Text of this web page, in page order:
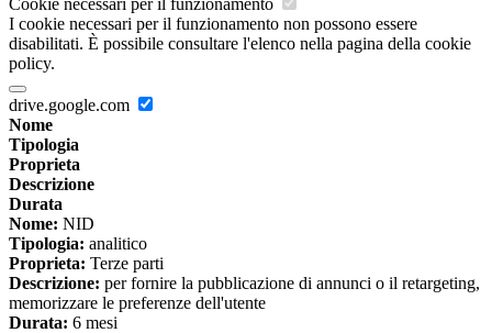
I cookie necessari per il funzionamento non possono essere
disabilitati. È possibile consultare l'elenco nella pagina della cookie
policy.
drive.google.com
Nome
Tipologia
Proprieta
Descrizione
Durata
Nome: NID
Tipologia: analitico
Proprieta: Terze parti
Descrizione: per fornire la pubblicazione di annunci o il retargeting,
memorizzare le preferenze dell'utente
Durata: 6 mesi